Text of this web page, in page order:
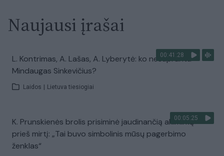
Naujausi įrašai
00:41:28
L. Kontrimas, A. Lašas, A. Lyberytė: ko nesupranta
Mindaugas Sinkevičius?
Laidos Lietuva tiesiogiai
00:05:25
K. Prunskienės brolis prisiminė jaudinančią akimirką
prieš mirtį: „Tai buvo simbolinis mūsų pagerbimo
ženklas“